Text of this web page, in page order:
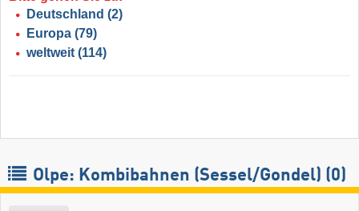
Deutschland (2)
Europa (79)
weltweit (114)
Olpe: Kombibahnen (Sessel/Gondel) (0)